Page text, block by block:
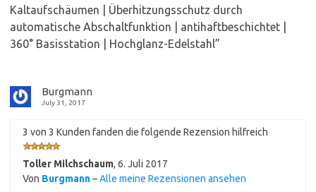
Kaltaufschäumen | Überhitzungsschutz durch
automatische Abschaltfunktion | antihaftbeschichtet |
360° Basisstation | Hochglanz-Edelstahl”
Burgmann
July 31, 2017
3 von 3 Kunden fanden die folgende Rezension hilfreich
Toller Milchschaum, 6. Juli 2017
Von Burgmann–Alle meine Rezensionen ansehen